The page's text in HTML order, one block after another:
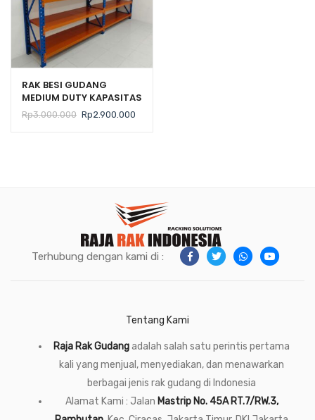
RAK BESI GUDANG
MEDIUM DUTY KAPASITAS
300 KG TIPE ZA-300
Rp3.000.000 Harga
Rp2.900.000
Terhubung dengan kami di :
Tentang Kami
Raja Rak Gudangadalah salah satu perintis pertama
kali yang menjual, menyediakan, dan menawarkan
berbagai jenis rak gudang di Indonesia
Alamat Kami : Jalan Mastrip No. 45A RT.7/RW.3,